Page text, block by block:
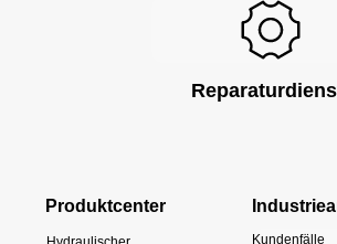
Produktcenter
Kundenfälle